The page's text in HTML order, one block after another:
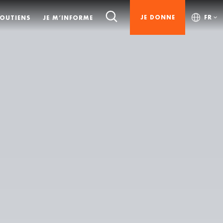
JE M’INFORME JE DONNE FR